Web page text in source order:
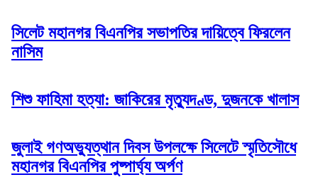
সিলেট মহানগর বিএনপির সভাপতির দায়িত্বে ফিরলেন
নাসিম
শিশু ফাহিমা হত্যা: জাকিরের মৃত্যুদণ্ড, দুজনকে খালাস
জুলাই গণঅভ্যুত্থান দিবস উপলক্ষে সিলেটে স্মৃতিসৌধে
মহানগর বিএনপির পুষ্পার্ঘ্য অর্পণ